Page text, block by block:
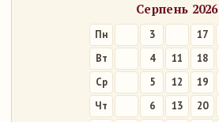
Серпень 2026
Пн 3 17
Вт
4 11 18
Ср
5 12 19
Чт
6 13 20